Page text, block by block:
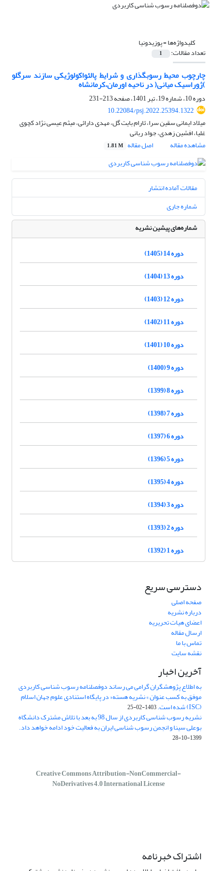
کلیدواژه‌ها =پوزیدونیا
تعداد مقالات: 1
چارچوب محیط رسوبگذاری و شرایط پالئواکولوژیکی سازند سرگلو
)ژوراسیک میانی( در ناحیه اورمان،کرمانشاه
دوره 10، شماره 19، تیر 1401، صفحه
213-231
10.22084/psj.2022.25394.1322
میلاد ایمانی سقین سرا، ئارام بایت گل، مهدی دارائی، میثم عیسی نژاد کچوی
غلیا، افشین زهدی، جواد ربانی
مشاهده مقاله
اصل مقاله 1.81 M
مقالات آماده انتشار
شماره جاری
شماره‌های پیشین نشریه
دوره 14 (1405)
دوره 13 (1404)
دوره 12 (1403)
دوره 11 (1402)
دوره 10 (1401)
دوره 9 (1400)
دوره 8 (1399)
دوره 7 (1398)
دوره 6 (1397)
دوره 5 (1396)
دوره 4 (1395)
دوره 3 (1394)
دوره 2 (1393)
دوره 1 (1392)
دسترسی سریع
صفحه اصلی
درباره نشریه
اعضای هیات تحریریه
ارسال مقاله
تماس با ما
نقشه سایت
آخرین اخبار
به اطلاع پژوهشگران گرامی می رساند دوفصلنامه رسوب شناسی کاربردی
موفق به کسب عنوان » نشریه هسته« در پایگاه استنادی علوم جهان اسلام
(ISC) شده است. 1403-02-25
نشریه رسوب شناسی کاربردی از سال 98 به بعد با تلاش مشترک دانشگاه
بوعلی سینا و انجمن رسوب شناسی ایران به فعالیت خود ادامه خواهد داد.
1399-10-28
Creative Commons Attribution-NonCommercial-
NoDerivatives 4.0 International License
اشتراک خبرنامه